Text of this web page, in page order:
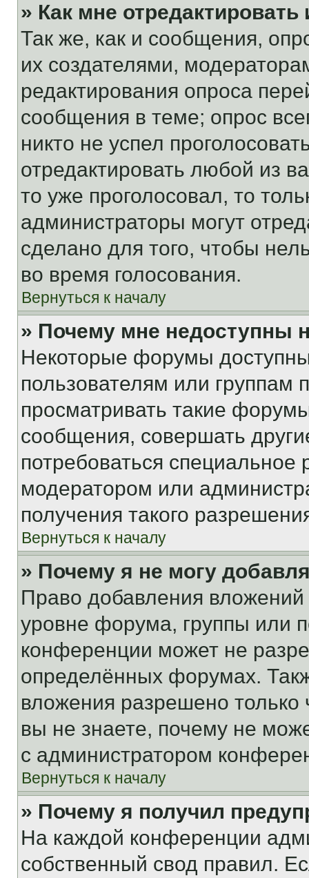
» Как мне
Так же, как и сообщения,
их создателями,
редактирования опроса
сообщения в теме; опрос
никто не успел
отредактировать любой из
то уже проголосовал, то
администраторы могут
сделано для того, чтобы
во время голосования.
Вернуться к началу
» Почему мне недоступны
Некоторые форумы
пользователям или группам
просматривать такие
сообщения, совершать
потребоваться
модератором или
получения такого
Вернуться к началу
» Почему я не могу
Право добавления
уровне форума, группы или
конференции может не
определённых форумах.
вложения разрешено
вы не знаете, почему не
с администратором
Вернуться к началу
» Почему я получил
На каждой конференции
собственный свод правил.